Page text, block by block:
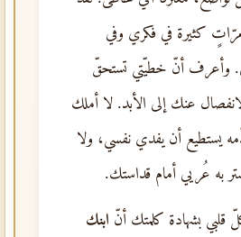
كثيرة في فكري وفي
وأعرف أنّ خطيّتي تستحقّ
عنك إلى الأبد. لا أملك
يستطيع أن يفدي نفسي، ولا
به عُريي أمام قداستك.
بشهادة كلمتك أنّ ابنك